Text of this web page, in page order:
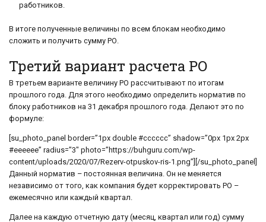
работников.
В итоге полученные величины по всем блокам необходимо
сложить и получить сумму РО.
Третий вариант расчета РО
В третьем варианте величину РО рассчитывают по итогам
прошлого года. Для этого необходимо определить норматив по
блоку работников на 31 декабря прошлого года. Делают это по
формуле:
[su_photo_panel border=”1px double #cccccc” shadow=”0px 1px 2px
#eeeeee” radius=”3″ photo=”https://buhguru.com/wp-
content/uploads/2020/07/Rezerv-otpuskov-ris-1.png”][/su_photo_panel]
Данный норматив – постоянная величина. Он не меняется
независимо от того, как компания будет корректировать РО –
ежемесячно или каждый квартал.
Далее на каждую отчетную дату (месяц, квартал или год) сумму